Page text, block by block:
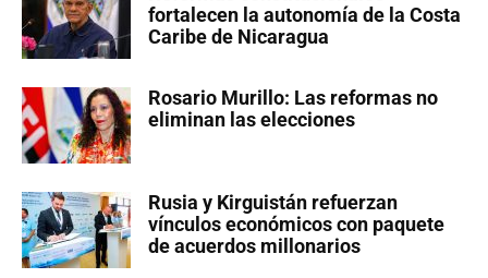
fortalecen la autonomía de la Costa
Caribe de Nicaragua
Rosario Murillo: Las reformas no
eliminan las elecciones
Rusia y Kirguistán refuerzan
vínculos económicos con paquete
de acuerdos millonarios